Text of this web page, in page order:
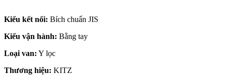
Kiểu kết nối: Bích chuẩn JIS
Kiểu vận hành: Bằng tay
Loại van: Y lọc
Thương hiệu: KITZ